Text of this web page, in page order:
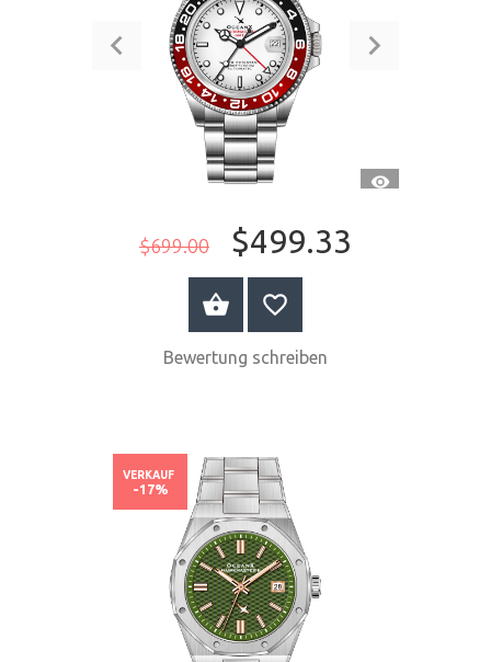
$699.00 $499.33
JETZT KAUFEN
Bewertung schreiben
VERKAUF
-17%